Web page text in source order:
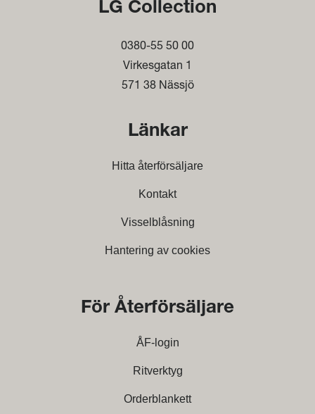
LG Collection
0380-55 50 00
Virkesgatan 1
571 38 Nässjö
Länkar
Hitta återförsäljare
Kontakt
Visselblåsning
Hantering av cookies
För Återförsäljare
ÅF-login
Ritverktyg
Orderblankett